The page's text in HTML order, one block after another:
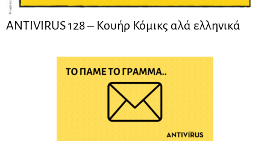
ANTIVIRUS 128 – Kουήρ Κόμικς αλά ελληνικά